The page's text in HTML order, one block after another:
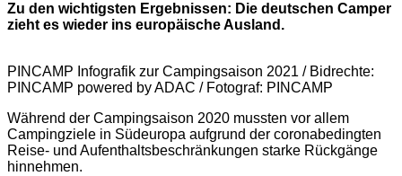
Zu den wichtigsten Ergebnissen: Die deutschen Camper
zieht es wieder ins europäische Ausland.
PINCAMP Infografik zur Campingsaison 2021 / Bidrechte:
PINCAMP powered by ADAC / Fotograf: PINCAMP
Während der Campingsaison 2020 mussten vor allem
Campingziele in Südeuropa aufgrund der coronabedingten
Reise- und Aufenthaltsbeschränkungen starke Rückgänge
hinnehmen.